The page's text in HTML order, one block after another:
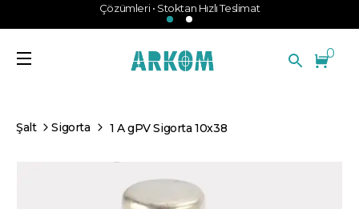
Çözümleri • Stoktan Hızlı Teslimat
0
Şalt Sigorta 1 A gPV Sigorta 10x38